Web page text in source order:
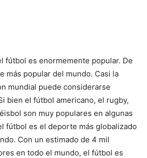
fútbol es enormemente popular. De
más popular del mundo. Casi la
mundial puede considerarse
bien el fútbol americano, el rugby,
son muy populares en algunas
fútbol es el deporte más globalizado
Con un estimado de 4 mil
en todo el mundo, el fútbol es